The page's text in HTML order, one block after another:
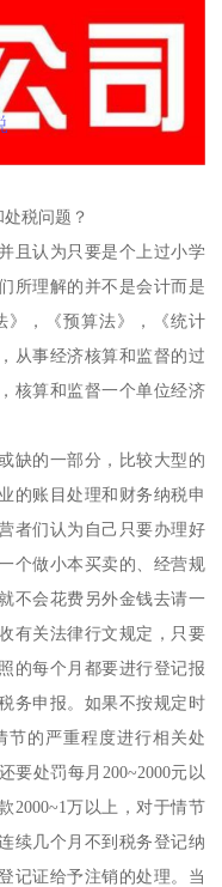
税问题？
且认为只要是个上过小学
所理解的并不是会计而是
》，《预算法》，《统计
从事经济核算和监督的过
核算和监督一个单位经济
缺的一部分，比较大型的
的账目处理和财务纳税申
者们认为自己只要办理好
个做小本买卖的、经营规
不会花费另外金钱去请一
有关法律行文规定，只要
的每个月都要进行登记报
务申报。如果不按规定时
节的严重程度进行相关处
要处罚每月200~2000元以
2000~1万以上，对于情节
续几个月不到税务登记纳
记证给予注销的处理。当